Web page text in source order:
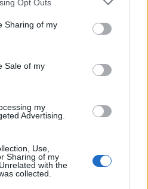
disclosed by us to third parties
app uses one or more Google
store information including but
behaviour. You may click to
and its third-party tags to
Opt Outs
Sharing of my
Sale of my
my
Advertising.
Use,
Sharing of my
with the
collected.
ora vogliono vederci
la memoria dovrebbe insegnarci